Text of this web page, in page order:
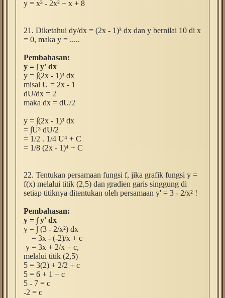
y = x³ - 2x² + x + 8
21. Diketahui dy/dx = (2x - 1)³ dx dan y bernilai 10 di x
= 0, maka y = .....
Pembahasan:
y = ∫ y' dx
y = ∫(2x - 1)³ dx
misal U = 2x - 1
dU/dx = 2
maka dx = dU/2
y = ∫(2x - 1)³ dx
= ∫U³ dU/2
= 1/2 . 1/4 U⁴ + C
= 1/8 (2x - 1)⁴ + C
22. Tentukan persamaan fungsi f, jika grafik fungsi y =
f(x) melalui titik (2,5) dan gradien garis singgung di
setiap titiknya ditentukan oleh persamaan y' = 3 - 2/x² !
Pembahasan:
y = ∫ y' dx
y = ∫ (3 - 2/x²) dx
= 3x - (-2)/x + c
y = 3x + 2/x + c,
melalui titik (2,5)
5 = 3(2) + 2/2 + c
5 = 6 + 1 + c
5 - 7 = c
-2 = c